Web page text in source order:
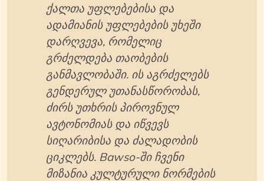
ქალთა უფლებებისა და
ადამიანის უფლებების უხეში
დარღვევა, რომელიც
გრძელდება თაობების
განმავლობაში. ის აგრძელებს
გენდერულ უთანასწორობას,
ძირს უთხრის პიროვნულ
ავტონომიას და იწვევს
სიღარიბისა და ძალადობის
ციკლებს. Bawso-ში ჩვენი
მიზანია კულტურული ნორმების